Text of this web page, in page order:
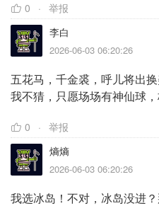
0
举报
李白
2026-06-03 06:20:26
五花马，千金裘，呼儿将出
我不猜，只愿场场有神仙球，
0
举报
熵熵
2026-06-03 06:20:26
我选冰岛！不对，冰岛没进